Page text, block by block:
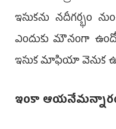
ఇసుకను నదీగర్భం
ఎందుకు మౌనంగా
ఇసుక మాఫియా వెనుక
ఇంకా